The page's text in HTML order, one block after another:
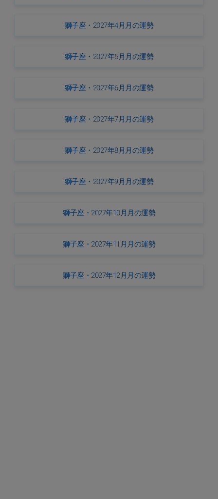
獅子座・2027年4月月の運勢
獅子座・2027年5月月の運勢
獅子座・2027年6月月の運勢
獅子座・2027年7月月の運勢
獅子座・2027年8月月の運勢
獅子座・2027年9月月の運勢
獅子座・2027年10月月の運勢
獅子座・2027年11月月の運勢
獅子座・2027年12月月の運勢